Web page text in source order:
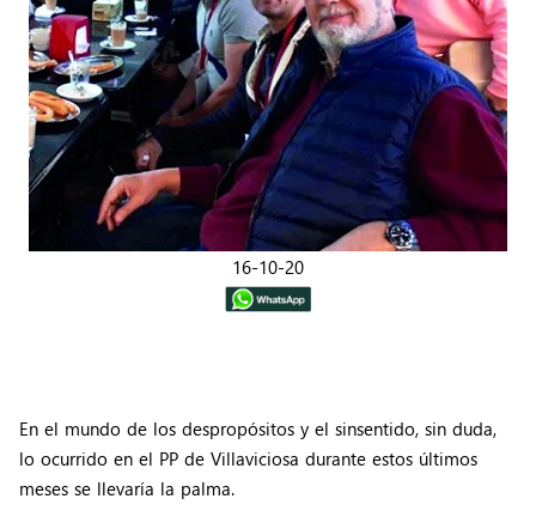
16-10-20
En el mundo de los despropósitos y el sinsentido, sin duda,
lo ocurrido en el PP de Villaviciosa durante estos últimos
meses se llevaría la palma.